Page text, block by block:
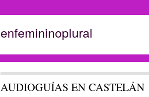
enfemininoplural
AUDIOGUÍAS EN CASTELÁN